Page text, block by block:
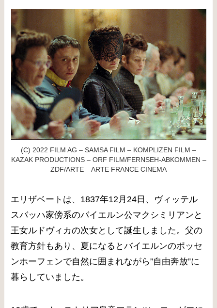
(C) 2022 FILM AG – SAMSA FILM – KOMPLIZEN FILM –
KAZAK PRODUCTIONS – ORF FILM/FERNSEH-ABKOMMEN –
ZDF/ARTE – ARTE FRANCE CINEMA
エリザベートは、1837年12月24日、ヴィッテル
スバッハ家傍系のバイエルン公マクシミリアンと
王女ルドヴィカの次女として誕生しました。父の
教育方針もあり、夏になるとバイエルンのポッセ
ンホーフェンで自然に囲まれながら”自由奔放”に
暮らしていました。